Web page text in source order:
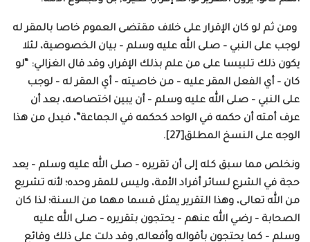
ومن ثم لو كان الإقرار على خلاف مقتضى العموم خاصا بالمقر له
لوجب على النبي – صلى الله عليه وسلم – بيان الخصوصية، لئلا
يكون ذلك تلبيسا على من علم بذلك الإقرار، وقد قال الغزالي: “لو
كان – أي الفعل المقر عليه – من خاصيته – أي المقر له – لوجب
على النبي – صلى الله عليه وسلم – أن يبين اختصاصه، بعد أن
عرف أمته أن حكمه في الواحد كحكمه في الجماعة”، فيدل من هذا
الوجه على النسخ المطلق[27].
ونخلص مما سبق كله إلى أن تقريره – صلى الله عليه وسلم – يعد
حجة في الشرع لسائر أفراد الأمة، وليس للمقر وحده؛ لأنه تشريع
من الله تعالى، وهذا التقرير يمثل قسما مهما من السنة؛ لذا كان
الصحابة – رضي الله عنهم – يحتجون بتقريره – صلى الله عليه
وسلم – كما يحتجون بأقواله وأفعاله, وقد دلت على ذلك وقائع